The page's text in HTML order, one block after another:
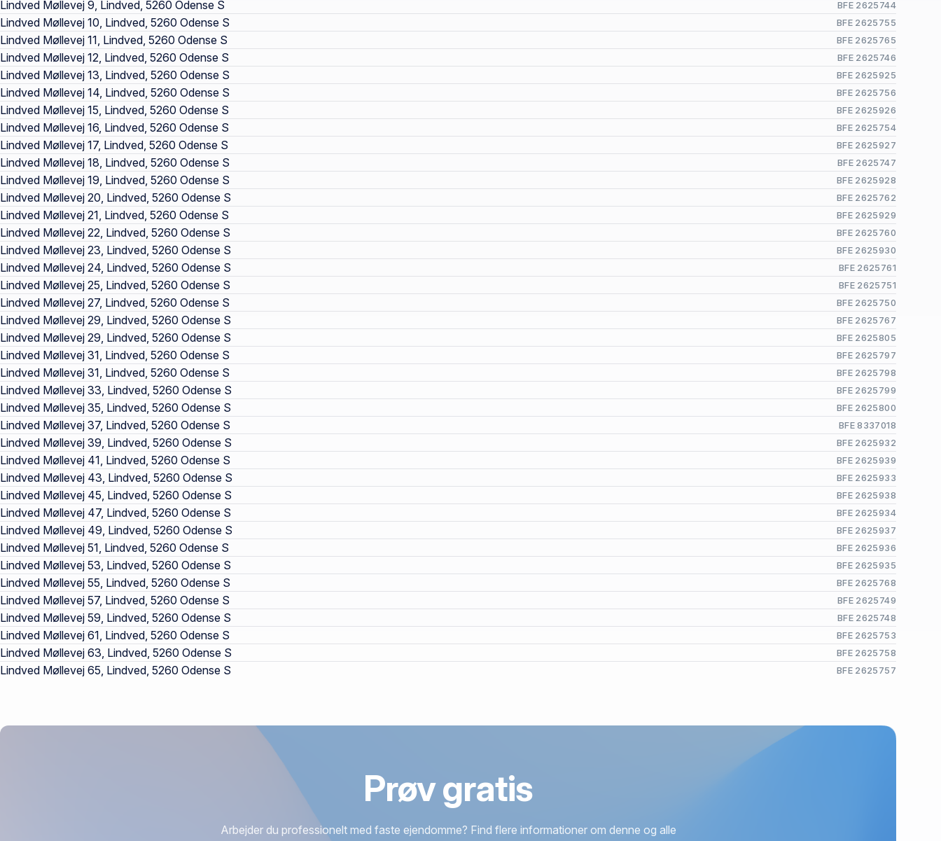
Lindved Møllevej 9, Lindved, 5260 Odense S BFE 2625744
Lindved Møllevej 10, Lindved, 5260 Odense S BFE 2625755
Lindved Møllevej 11, Lindved, 5260 Odense S BFE 2625765
Lindved Møllevej 12, Lindved, 5260 Odense S BFE 2625746
Lindved Møllevej 13, Lindved, 5260 Odense S BFE 2625925
Lindved Møllevej 14, Lindved, 5260 Odense S BFE 2625756
Lindved Møllevej 15, Lindved, 5260 Odense S BFE 2625926
Lindved Møllevej 16, Lindved, 5260 Odense S BFE 2625754
Lindved Møllevej 17, Lindved, 5260 Odense S BFE 2625927
Lindved Møllevej 18, Lindved, 5260 Odense S BFE 2625747
Lindved Møllevej 19, Lindved, 5260 Odense S BFE 2625928
Lindved Møllevej 20, Lindved, 5260 Odense S BFE 2625762
Lindved Møllevej 21, Lindved, 5260 Odense S BFE 2625929
Lindved Møllevej 22, Lindved, 5260 Odense S BFE 2625760
Lindved Møllevej 23, Lindved, 5260 Odense S BFE 2625930
Lindved Møllevej 24, Lindved, 5260 Odense S BFE 2625761
Lindved Møllevej 25, Lindved, 5260 Odense S BFE 2625751
Lindved Møllevej 27, Lindved, 5260 Odense S BFE 2625750
Lindved Møllevej 29, Lindved, 5260 Odense S BFE 2625767
Lindved Møllevej 29, Lindved, 5260 Odense S BFE 2625805
Lindved Møllevej 31, Lindved, 5260 Odense S BFE 2625797
Lindved Møllevej 31, Lindved, 5260 Odense S BFE 2625798
Lindved Møllevej 33, Lindved, 5260 Odense S BFE 2625799
Lindved Møllevej 35, Lindved, 5260 Odense S BFE 2625800
Lindved Møllevej 37, Lindved, 5260 Odense S BFE 8337018
Lindved Møllevej 39, Lindved, 5260 Odense S BFE 2625932
Lindved Møllevej 41, Lindved, 5260 Odense S BFE 2625939
Lindved Møllevej 43, Lindved, 5260 Odense S BFE 2625933
Lindved Møllevej 45, Lindved, 5260 Odense S BFE 2625938
Lindved Møllevej 47, Lindved, 5260 Odense S BFE 2625934
Lindved Møllevej 49, Lindved, 5260 Odense S BFE 2625937
Lindved Møllevej 51, Lindved, 5260 Odense S BFE 2625936
Lindved Møllevej 53, Lindved, 5260 Odense S BFE 2625935
Lindved Møllevej 55, Lindved, 5260 Odense S BFE 2625768
Lindved Møllevej 57, Lindved, 5260 Odense S BFE 2625749
Lindved Møllevej 59, Lindved, 5260 Odense S BFE 2625748
Lindved Møllevej 61, Lindved, 5260 Odense S BFE 2625753
Lindved Møllevej 63, Lindved, 5260 Odense S BFE 2625758
Lindved Møllevej 65, Lindved, 5260 Odense S BFE 2625757
Prøv gratis
Arbejder du professionelt med faste ejendomme? Find flere informationer om denne og alle